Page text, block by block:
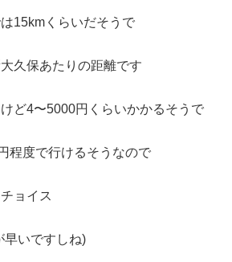
15kmくらいだそうで
久保あたりの距離です
ど4〜5000円くらいかかるそうで
程度で行けるそうなので
ョイス
早いですしね)